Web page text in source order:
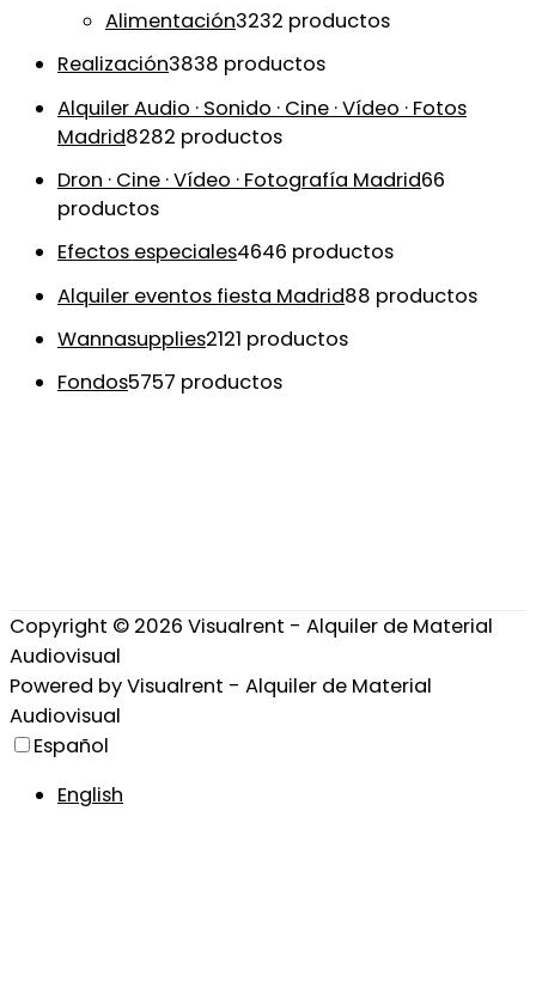
Alimentación3232 productos
Realización3838 productos
Alquiler Audio · Sonido · Cine · Vídeo · Fotos
Madrid8282 productos
Dron · Cine · Vídeo · Fotografía Madrid66
productos
Efectos especiales4646 productos
Alquiler eventos fiesta Madrid88 productos
Wannasupplies2121 productos
Fondos5757 productos
Copyright © 2026 Visualrent - Alquiler de Material
Audiovisual
Powered byVisualrent - Alquiler de Material
Audiovisual
Español
English